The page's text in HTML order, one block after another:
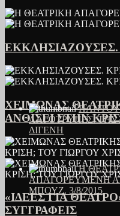
ΧΕΙΜΩΝΑΣ
ΑΝΘΙΣΕΙ ΣΤΗΝ
«ΙΔΕΕΣ ΓΙΑ
ΣΥΓΓΡΑΦΕΙΣ
ΠΑΝΤΟΥ
ΛΑΓΟΤΡΥΠΕΣ. ΤΗΣ
ΔΙΓΕΝΗ
Η
ΑΠΑΓΟΡΕΥΜΕΝΗ
ΜΠΟΥΖ. 3/8/2015